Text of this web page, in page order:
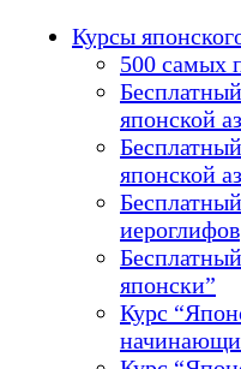
Курсы
500 самых
японской
японской
иероглифов
японски”
Курс